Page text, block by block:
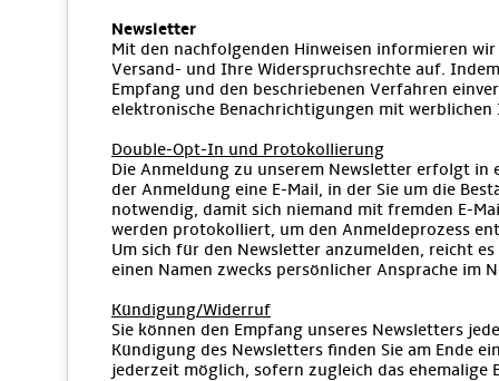
Newsletter
Mit den nachfolgenden Hinweisen informieren
Versand- und Ihre Widerspruchsrechte auf.
Empfang und den beschriebenen Verfahren
elektronische Benachrichtigungen mit
Double-Opt-In und Protokollierung
Die Anmeldung zu unserem Newsletter erfolgt
der Anmeldung eine E-Mail, in der Sie um die
notwendig, damit sich niemand mit fremden E-
werden protokolliert, um den Anmeldeprozess
Um sich für den Newsletter anzumelden, reicht
einen Namen zwecks persönlicher Ansprache im
Kündigung/Widerruf
Sie können den Empfang unseres Newsletters
Kündigung des Newsletters finden Sie am Ende
jederzeit möglich, sofern zugleich das